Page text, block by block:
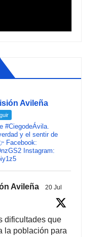
Avileña
#CiegodeÁvila.
y el sentir de
Facebook:
Instagram:
Avileña 20 Jul
dificultades que
la población para